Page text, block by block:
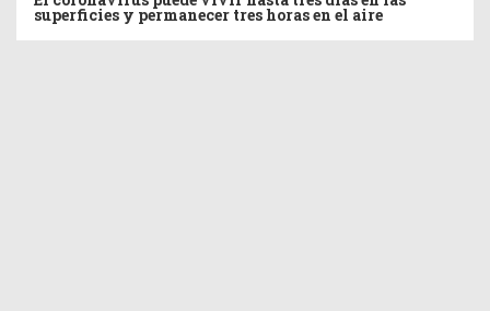
superficies y permanecer tres horas en el aire